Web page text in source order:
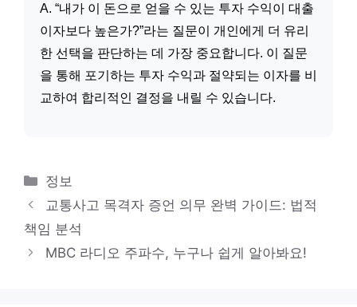
A. “내가 이 돈으로 얻을 수 있는 투자 수익이 대출
이자보다 높은가?”라는 질문이 개인에게 더 유리
한 선택을 판단하는 데 가장 중요합니다. 이 질문
을 통해 포기하는 투자 수익과 절약되는 이자를 비
교하여 합리적인 결정을 내릴 수 있습니다.
카
테
리
정보
교통사고 목격자 증언 의무 완벽 가이드: 법적
책임 분석
MBC 라디오 주파수, 누구나 쉽게 알아봐요!